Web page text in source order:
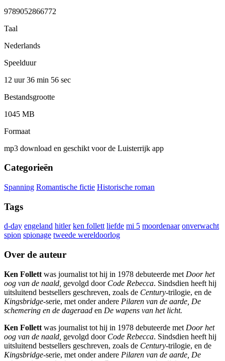
9789052866772
Taal
Nederlands
Speelduur
12 uur 36 min 56 sec
Bestandsgrootte
1045 MB
Formaat
mp3 download en geschikt voor de Luisterrijk app
Categorieën
Spanning Romantische fictie Historische roman
Tags
d-day engeland hitler ken follett liefde mi 5 moordenaar onverwacht
spion spionage tweede wereldoorlog
Over de auteur
Ken Follett was journalist tot hij in 1978 debuteerde met Door het
oog van de naald, gevolgd door Code Rebecca. Sindsdien heeft hij
uitsluitend bestsellers geschreven, zoals de Century-trilogie, en de
Kingsbridge-serie, met onder andere Pilaren van de aarde, De
schemering en de dageraad en De wapens van het licht.
Ken Follett was journalist tot hij in 1978 debuteerde met Door het
oog van de naald, gevolgd door Code Rebecca. Sindsdien heeft hij
uitsluitend bestsellers geschreven, zoals de Century-trilogie, en de
Kingsbridge-serie, met onder andere Pilaren van de aarde, De